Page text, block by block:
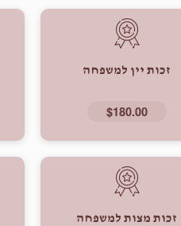
זכות יין למשפחה
$180.00
זכות מצות למשפחה